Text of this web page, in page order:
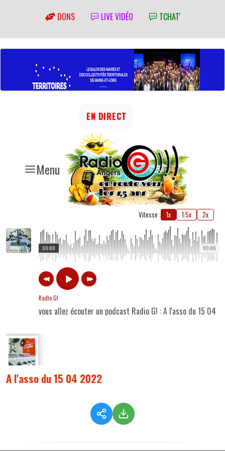
DONS LIVE VIDÉO TCHAT'
Menu
EN DIRECT
Vitesse : 1x 1.5x 2x
00:06
00:00
Radio G!
vous allez écouter un podcast Radio G! : A l'asso du 15 04
A l'asso du 15 04 2022